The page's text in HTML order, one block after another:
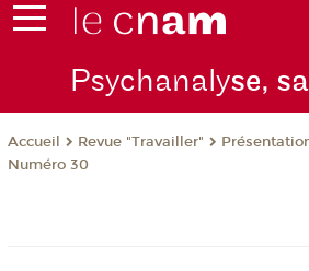
Psychanalyse,
Accueil Revue "Travailler"
Numéro 30